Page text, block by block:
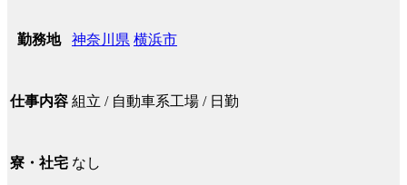
勤務地 神奈川県 横浜市
仕事内容 組立 / 自動車系工場 / 日勤
寮・社宅 なし